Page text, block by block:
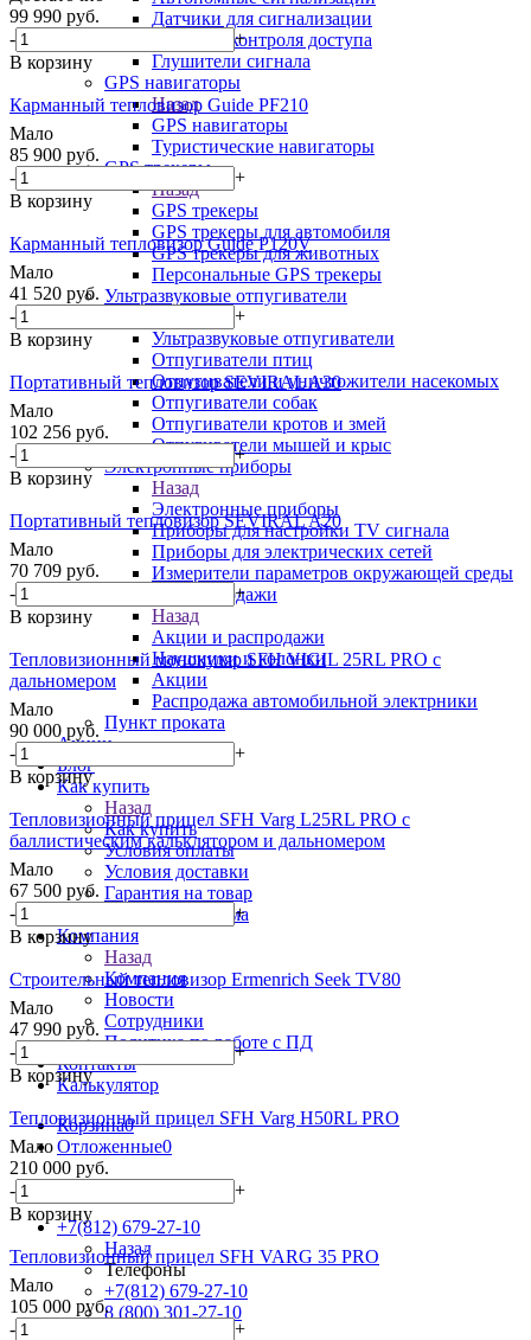
Датчики для сигнализации
Системы контроля доступа
Глушители сигнала
GPS навигаторы
Назад
GPS навигаторы
Туристические навигаторы
GPS трекеры
Назад
GPS трекеры
GPS трекеры для автомобиля
GPS трекеры для животных
Персональные GPS трекеры
Ультразвуковые отпугиватели
Ультразвуковые отпугиватели
Отпугиватели птиц
Отпугиватели и уничтожители насекомых
Отпугиватели собак
Отпугиватели кротов и змей
Отпугиватели мышей и крыс
Электронные приборы
Назад
Электронные приборы
Приборы для настройки TV сигнала
Приборы для электрических сетей
Измерители параметров окружающей среды
Акции и распродажи
Назад
Акции и распродажи
Наушники и колонки
Акции
Распродажа автомобильной электрники
Пункт проката
Акции
Блог
Как купить
Назад
Как купить
Условия оплаты
Условия доставки
Гарантия на товар
Бонусная система
Компания
Назад
Компания
Новости
Сотрудники
Политика по работе с ПД
Контакты
Калькулятор
Корзина0
Отложенные0
Сравнение товаров0
+7(812) 679-27-10
Назад
Телефоны
+7(812) 679-27-10
8 (800) 301-27-10
99 990 руб.
-
+
В корзину
Карманный тепловизор Guide PF210
Мало
85 900 руб.
-
+
В корзину
Карманный тепловизор Guide P120V
Мало
41 520 руб.
-
+
В корзину
Портативный тепловизор SEVIRAL A30
Мало
102 256 руб.
-
+
В корзину
Портативный тепловизор SEVIRAL A20
Мало
70 709 руб.
-
+
В корзину
Тепловизионный монокуляр SFH VIGIL 25RL PRO с
дальномером
Мало
90 000 руб.
-
+
В корзину
Тепловизионный прицел SFH Varg L25RL PRO с
баллистическим кальклятором и дальномером
Мало
67 500 руб.
-
+
В корзину
Строительный тепловизор Ermenrich Seek TV80
Мало
47 990 руб.
-
+
В корзину
Тепловизионный прицел SFH Varg H50RL PRO
Мало
210 000 руб.
-
+
В корзину
Тепловизионный прицел SFH VARG 35 PRO
Мало
105 000 руб.
-
+